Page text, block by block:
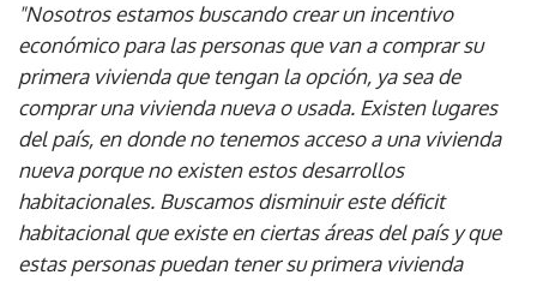
"Nosotros estamos buscando crear un incentivo
económico para las personas que van a comprar su
primera vivienda que tengan la opción, ya sea de
comprar una vivienda nueva o usada. Existen lugares
del país, en donde no tenemos acceso a una vivienda
nueva porque no existen estos desarrollos
habitacionales. Buscamos disminuir este déficit
habitacional que existe en ciertas áreas del país y que
estas personas puedan tener su primera vivienda